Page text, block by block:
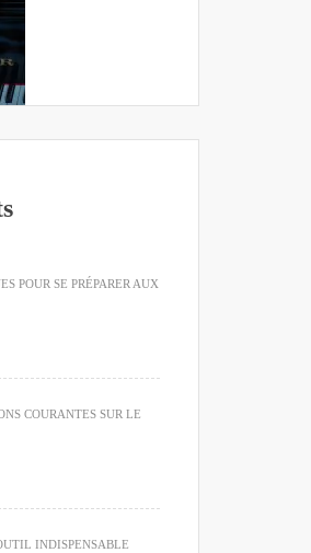
POUR SE PRÉPARER AUX
COURANTES SUR LE
INDISPENSABLE